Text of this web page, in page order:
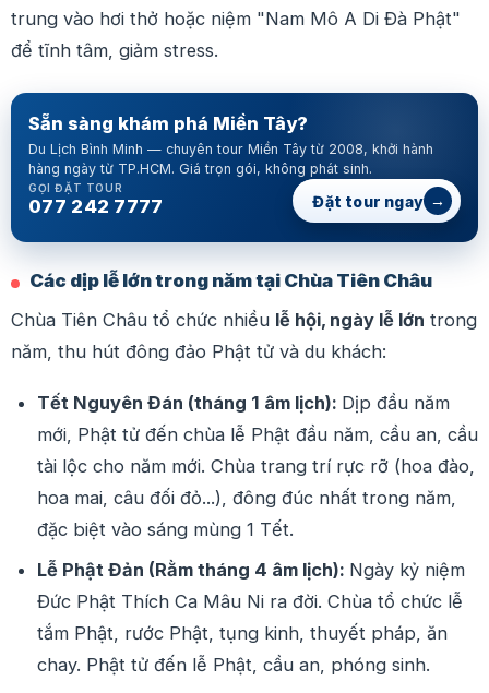
trung vào hơi thở hoặc niệm "Nam Mô A Di Đà Phật"
để tĩnh tâm, giảm stress.
Sẵn sàng khám phá Miền Tây?
Du Lịch Bình Minh — chuyên tour Miền Tây từ 2008, khởi hành
hàng ngày từ TP.HCM. Giá trọn gói, không phát sinh.
GỌI ĐẶT TOUR
077 242 7777 Đặt tour ngay →
Các dịp lễ lớn trong năm tại Chùa Tiên Châu
Chùa Tiên Châu tổ chức nhiều lễ hội, ngày lễ lớn trong
năm, thu hút đông đảo Phật tử và du khách:
Tết Nguyên Đán (tháng 1 âm lịch): Dịp đầu năm
mới, Phật tử đến chùa lễ Phật đầu năm, cầu an, cầu
tài lộc cho năm mới. Chùa trang trí rực rỡ (hoa đào,
hoa mai, câu đối đỏ...), đông đúc nhất trong năm,
đặc biệt vào sáng mùng 1 Tết.
Lễ Phật Đản (Rằm tháng 4 âm lịch): Ngày kỷ niệm
Đức Phật Thích Ca Mâu Ni ra đời. Chùa tổ chức lễ
tắm Phật, rước Phật, tụng kinh, thuyết pháp, ăn
chay. Phật tử đến lễ Phật, cầu an, phóng sinh.